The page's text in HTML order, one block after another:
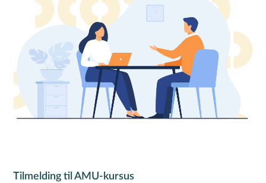
Tilmelding til AMU-kursus